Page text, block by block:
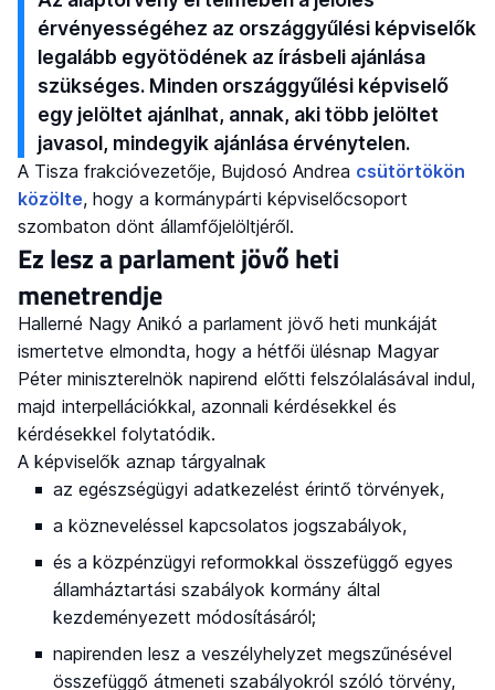
érvényességéhez az országgyűlési képviselők
legalább egyötödének az írásbeli ajánlása
szükséges. Minden országgyűlési képviselő
egy jelöltet ajánlhat, annak, aki több jelöltet
javasol, mindegyik ajánlása érvénytelen.
A Tisza frakcióvezetője, Bujdosó Andrea csütörtökön
közölte, hogy a kormánypárti képviselőcsoport
szombaton dönt államfőjelöltjéről.
Ez lesz a parlament jövő heti
menetrendje
Hallerné Nagy Anikó a parlament jövő heti munkáját
ismertetve elmondta, hogy a hétfői ülésnap Magyar
Péter miniszterelnök napirend előtti felszólalásával indul,
majd interpellációkkal, azonnali kérdésekkel és
kérdésekkel folytatódik.
A képviselők aznap tárgyalnak
az egészségügyi adatkezelést érintő törvények,
a közneveléssel kapcsolatos jogszabályok,
és a közpénzügyi reformokkal összefüggő egyes
államháztartási szabályok kormány által
kezdeményezett módosításáról;
napirenden lesz a veszélyhelyzet megszűnésével
összefüggő átmeneti szabályokról szóló törvény,